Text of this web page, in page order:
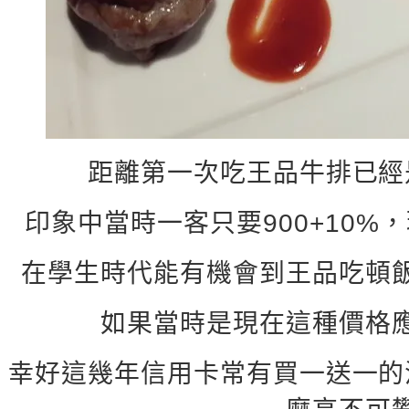
距離第一次吃王品牛排已
印象中當時一客只要900+10%
在學生時代能有機會到王品吃頓
如果當時是現在這種價格
幸好這幾年信用卡常有買一送一